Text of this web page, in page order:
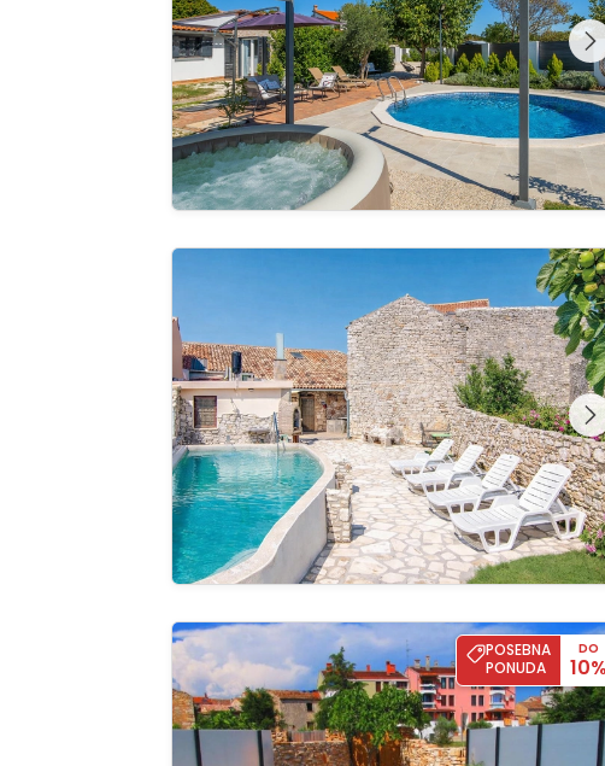
Pregledajte
cijelu galeriju
Pregledajte
cijelu galeriju
House Mondrian - Art House with Private Pool
POSEBNA
PONUDA
DO
10%